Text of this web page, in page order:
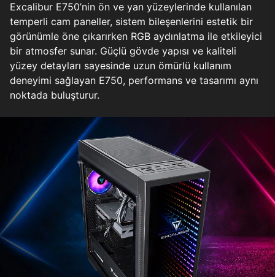
Excalibur E750’nin ön ve yan yüzeylerinde kullanılan
temperli cam paneller, sistem bileşenlerini estetik bir
görünümle öne çıkarırken RGB aydınlatma ile etkileyici
bir atmosfer sunar. Güçlü gövde yapısı ve kaliteli
yüzey detayları sayesinde uzun ömürlü kullanım
deneyimi sağlayan E750, performans ve tasarımı aynı
noktada buluşturur.